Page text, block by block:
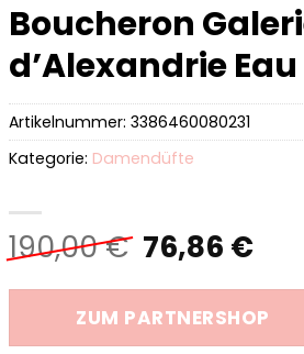
Boucheron
d’Alexandrie
190,00€
Preis
war:
190,00 €
76,86 €
ist:
ZUM PARTNERSHOP
Artikelnummer: 3386460080231
Kategorie: Damendüfte